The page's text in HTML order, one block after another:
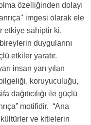
özelliğinden dolayı
imgesi olarak ele
etkiye sahiptir ki,
duygularını
etkiler yaratır.
insan yarı yılan
koruyuculuğu,
dağıtıcılığı ile güçlü
motifidir. “Ana
ve kitlelerin